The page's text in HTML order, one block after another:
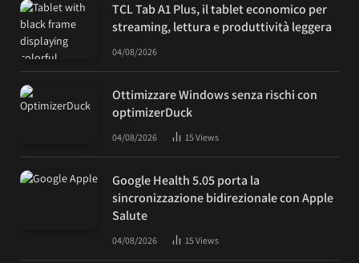
TCL Tab A1 Plus, il tablet economico per
streaming, lettura e produttività leggera
04/08/2026
Ottimizzare Windows senza rischi con
optimizerDuck
04/08/2026 15Views
Google Health 5.05 porta la
sincronizzazione bidirezionale con Apple
Salute
04/08/2026 15Views